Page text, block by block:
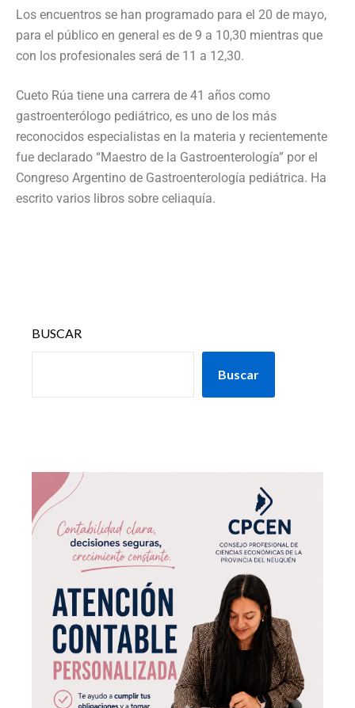
Los encuentros se han programado para el 20 de mayo,
para el público en general es de 9 a 10,30 mientras que
con los profesionales será de 11 a 12,30.
Cueto Rúa tiene una carrera de 41 años como
gastroenterólogo pediátrico, es uno de los más
reconocidos especialistas en la materia y recientemente
fue declarado “Maestro de la Gastroenterología” por el
Congreso Argentino de Gastroenterología pediátrica. Ha
escrito varios libros sobre celiaquía.
BUSCAR
Buscar